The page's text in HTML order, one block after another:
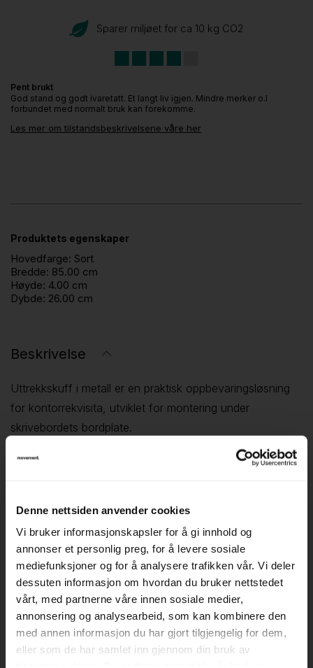
Denne nettsiden anvender cookies
Vi bruker informasjonskapsler for å gi innhold og
annonser et personlig preg, for å levere sosiale
mediefunksjoner og for å analysere trafikken vår. Vi deler
dessuten informasjon om hvordan du bruker nettstedet
vårt, med partnerne våre innen sosiale medier,
annonsering og analysearbeid, som kan kombinere den
med annen informasjon du har gjort tilgjengelig for dem,
eller som de har samlet inn gjennom din bruk av
Sparer miljøet for ca 10 kg CO2
Pent brukt
God stand og godt ivaretatt. Et langt liv igjen. Mindre merker o.l
forbundet med normalt bruk kan forekomme.
Les mer om tilstandsbeskrivelsene våre her
Produktets egenskaper
Hovedfarge: Sort
Bredde: 85.00 cm
Høyde: 4.00 cm
Dybde: 26.00 cm
Beskrivelse
Uttrekkskuff i metall er en praktisk oppbevaringsløsning
for kontorrekvisita, utviklet for montering under
skrivebordets bordplate.
Skuffen har en bredde på 85 cm og bygger kun 4 cm i
høyden, noe som gjør den ideell for penner, småutstyr
oppta plass på selve bordflaten.
Den slanke konstruksjonen gjør skuffen diskret, samtidig
som den gir et ryddig og organisert arbeidsmiljø.
▪ Bredde 85 cm – god plass til kontorrekvisita
▪ Bygger kun 4 cm i høyden – plassbesparende løsning
▪ Monteres under bordplate for skjult og praktisk
oppbevaring
Uttrekkskuff i metall er et godt valg for deg som ønsker